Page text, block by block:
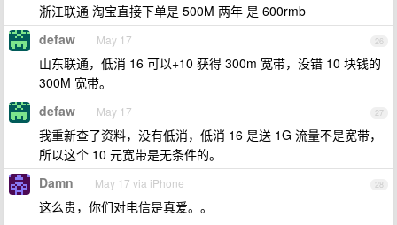
浙江联通 淘宝直接下单是 500M 两年 是 600rmb
26
defaw May 17
山东联通，低消 16 可以+10 获得 300m 宽带，没错 10 块钱的
300M 宽带。
27
defaw May 17
我重新查了资料，没有低消，低消 16 是送 1G 流量不是宽带，
所以这个 10 元宽带是无条件的。
28
Damn May 17 via iPhone
这么贵，你们对电信是真爱。。